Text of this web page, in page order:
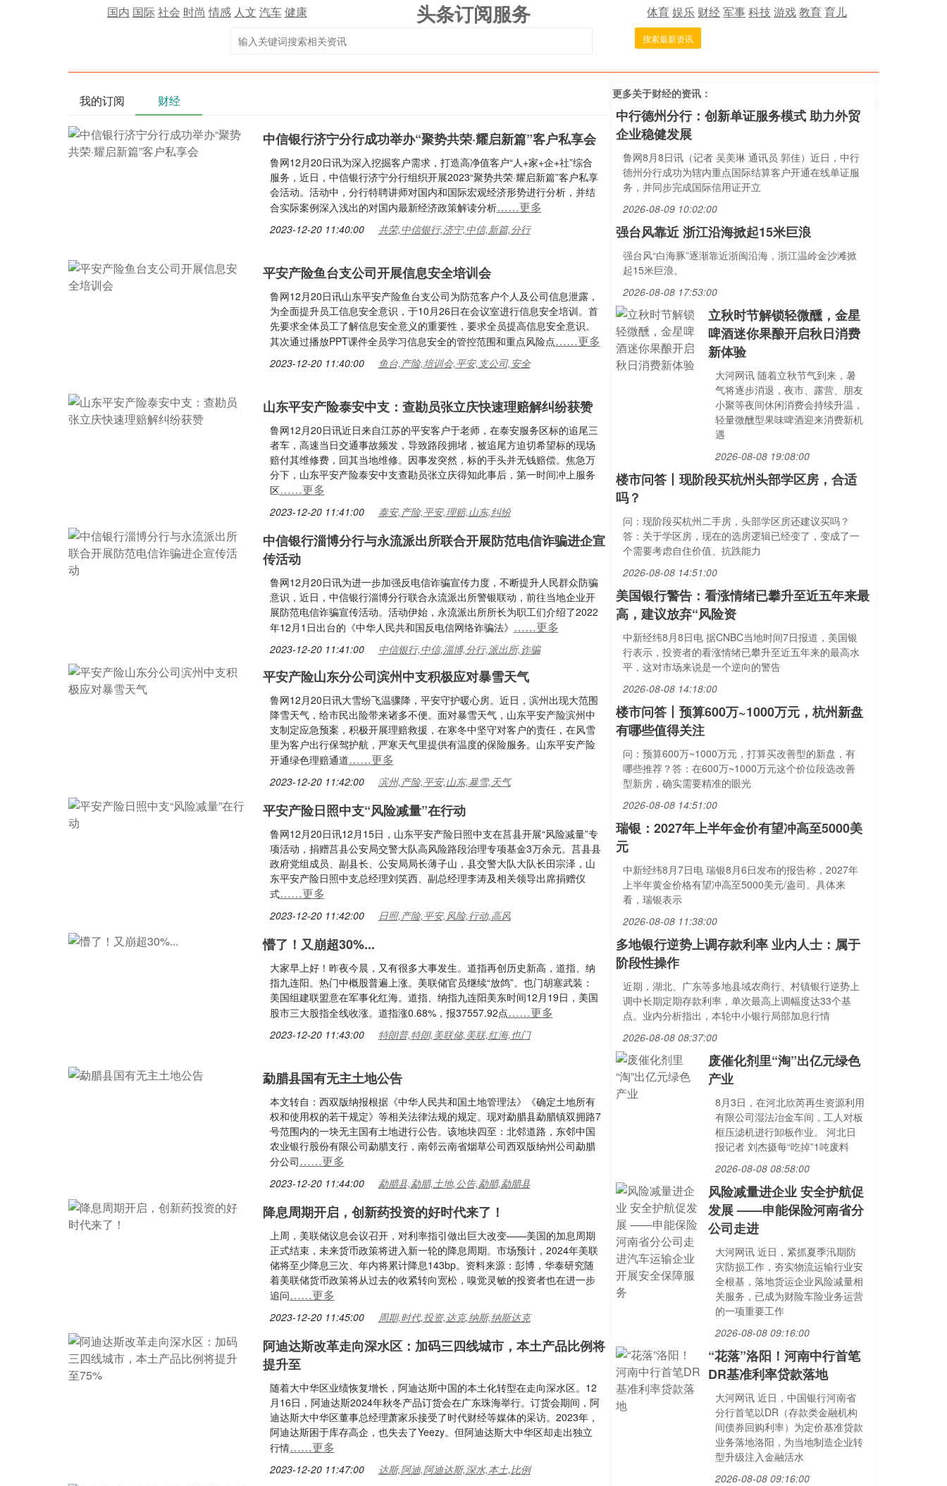
国内 国际社会 时尚 情感 人文 汽车健康 头条订阅服务 体育娱乐 财经军事科技游戏教育育儿
搜索最新资讯
我的订阅 财经
中信银行济宁分行成功举办“聚势共荣·耀启新篇”客户私享会
鲁网12月20日讯为深入挖掘客户需求，打造高净值客户“人+家+企+社”综合
服务，近日，中信银行济宁分行组织开展2023“聚势共荣·耀启新篇”客户私享
会活动。活动中，分行特聘讲师对国内和国际宏观经济形势进行分析，并结
合实际案例深入浅出的对国内最新经济政策解读分析……更多
2023-12-20 11:40:00 共荣,中信银行,济宁,中信,新篇,分行
平安产险鱼台支公司开展信息安全培训会
鲁网12月20日讯山东平安产险鱼台支公司为防范客户个人及公司信息泄露，
为全面提升员工信息安全意识，于10月26日在会议室进行信息安全培训。首
先要求全体员工了解信息安全意义的重要性，要求全员提高信息安全意识。
其次通过播放PPT课件全员学习信息安全的管控范围和重点风险点……更多
2023-12-20 11:40:00 鱼台,产险,培训会,平安,支公司,安全
山东平安产险泰安中支：查勘员张立庆快速理赔解纠纷获赞
鲁网12月20日讯近日来自江苏的平安客户于老师，在泰安服务区标的追尾三
者车，高速当日交通事故频发，导致路段拥堵，被追尾方迫切希望标的现场
赔付其维修费，回其当地维修。因事发突然，标的手头并无钱赔偿。焦急万
分下，山东平安产险泰安中支查勘员张立庆得知此事后，第一时间冲上服务
区……更多
2023-12-20 11:41:00 泰安,产险,平安,理赔,山东,纠纷
中信银行淄博分行与永流派出所联合开展防范电信诈骗进企宣
传活动
鲁网12月20日讯为进一步加强反电信诈骗宣传力度，不断提升人民群众防骗
意识，近日，中信银行淄博分行联合永流派出所警银联动，前往当地企业开
展防范电信诈骗宣传活动。活动伊始，永流派出所所长为职工们介绍了2022
年12月1日出台的《中华人民共和国反电信网络诈骗法》 ……更多
2023-12-20 11:41:00 中信银行,中信,淄博,分行,派出所,诈骗
平安产险山东分公司滨州中支积极应对暴雪天气
鲁网12月20日讯大雪纷飞温骤降，平安守护暖心房。近日，滨州出现大范围
降雪天气，给市民出险带来诸多不便。面对暴雪天气，山东平安产险滨州中
支制定应急预案，积极开展理赔救援，在寒冬中坚守对客户的责任，在风雪
里为客户出行保驾护航，严寒天气里提供有温度的保险服务。山东平安产险
开通绿色理赔通道……更多
2023-12-20 11:42:00 滨州,产险,平安,山东,暴雪,天气
平安产险日照中支“风险减量”在行动
鲁网12月20日讯12月15日，山东平安产险日照中支在莒县开展“风险减量”专
项活动，捐赠莒县公安局交警大队高风险路段治理专项基金3万余元。莒县县
政府党组成员、副县长、公安局局长薄子山，县交警大队大队长田宗泽，山
东平安产险日照中支总经理刘笑西、副总经理李涛及相关领导出席捐赠仪
式……更多
2023-12-20 11:42:00 日照,产险,平安,风险,行动,高风
懵了！又崩超30%...
大家早上好！昨夜今晨，又有很多大事发生。道指再创历史新高，道指、纳
指九连阳。热门中概股普遍上涨。美联储官员继续“放鸽”。也门胡塞武装：
美国组建联盟意在军事化红海。道指、纳指九连阳美东时间12月19日，美国
股市三大股指全线收涨。道指涨0.68%，报37557.92点……更多
2023-12-20 11:43:00 特朗普,特朗,美联储,美联,红海,也门
勐腊县国有无主土地公告
本文转自：西双版纳报根据《中华人民共和国土地管理法》《确定土地所有
权和使用权的若干规定》等相关法律法规的规定。现对勐腊县勐腊镇双拥路7
号范围内的一块无主国有土地进行公告。该地块四至：北邻道路，东邻中国
农业银行股份有限公司勐腊支行，南邻云南省烟草公司西双版纳州公司勐腊
分公司……更多
2023-12-20 11:44:00 勐腊县,勐腊,土地,公告,勐腊,勐腊县
降息周期开启，创新药投资的好时代来了！
上周，美联储议息会议召开，对利率指引做出巨大改变——美国的加息周期
正式结束，未来货币政策将进入新一轮的降息周期。市场预计，2024年美联
储将至少降息三次、年内将累计降息143bp。资料来源：彭博，华泰研究随
着美联储货币政策将从过去的收紧转向宽松，嗅觉灵敏的投资者也在进一步
追问……更多
2023-12-20 11:45:00 周期,时代,投资,达克,纳斯,纳斯达克
阿迪达斯改革走向深水区：加码三四线城市，本土产品比例将
提升至
随着大中华区业绩恢复增长，阿迪达斯中国的本土化转型在走向深水区。12
月16日，阿迪达斯2024年秋冬产品订货会在广东珠海举行。订货会期间，阿
迪达斯大中华区董事总经理萧家乐接受了时代财经等媒体的采访。2023年，
阿迪达斯困于库存高企，也失去了Yeezy。但阿迪达斯大中华区却走出独立
行情……更多
2023-12-20 11:47:00 达斯,阿迪,阿迪达斯,深水,本土,比例
更多关于财经的资讯：
中行德州分行：创新单证服务模式 助力外贸
企业稳健发展
鲁网8月8日讯（记者 吴美琳 通讯员 郭佳）近日，中行
德州分行成功为辖内重点国际结算客户开通在线单证服
务，并同步完成国际信用证开立
2026-08-09 10:02:00
强台风靠近 浙江沿海掀起15米巨浪
强台风“白海豚”逐渐靠近浙闽沿海，浙江温岭金沙滩掀
起15米巨浪。
2026-08-08 17:53:00
立秋时节解锁轻微醺，金星
啤酒迷你果酿开启秋日消费
新体验
大河网讯 随着立秋节气到来，暑
气将逐步消退，夜市、露营、朋友
小聚等夜间休闲消费会持续升温，
轻量微醺型果味啤酒迎来消费新机
遇
2026-08-08 19:08:00
楼市问答丨现阶段买杭州头部学区房，合适
吗？
问：现阶段买杭州二手房，头部学区房还建议买吗？
答：关于学区房，现在的选房逻辑已经变了，变成了一
个需要考虑自住价值、抗跌能力
2026-08-08 14:51:00
美国银行警告：看涨情绪已攀升至近五年来最
高，建议放弃“风险资
中新经纬8月8日电 据CNBC当地时间7日报道，美国银
行表示，投资者的看涨情绪已攀升至近五年来的最高水
平，这对市场来说是一个逆向的警告
2026-08-08 14:18:00
楼市问答丨预算600万~1000万元，杭州新盘
有哪些值得关注
问：预算600万~1000万元，打算买改善型的新盘，有
哪些推荐？答：在600万~1000万元这个价位段选改善
型新房，确实需要精准的眼光
2026-08-08 14:51:00
瑞银：2027年上半年金价有望冲高至5000美
元
中新经纬8月7日电 瑞银8月6日发布的报告称，2027年
上半年黄金价格有望冲高至5000美元/盎司。具体来
看，瑞银表示
2026-08-08 11:38:00
多地银行逆势上调存款利率 业内人士：属于
阶段性操作
近期，湖北、广东等多地县域农商行、村镇银行逆势上
调中长期定期存款利率，单次最高上调幅度达33个基
点。业内分析指出，本轮中小银行局部加息行情
2026-08-08 08:37:00
废催化剂里“淘”出亿元绿色
产业
8月3日，在河北欣芮再生资源利用
有限公司湿法冶金车间，工人对板
框压滤机进行卸板作业。 河北日
报记者 刘杰摄每“吃掉”1吨废料
2026-08-08 08:58:00
风险减量进企业 安全护航促
发展 ——申能保险河南省分
公司走进
大河网讯 近日，紧抓夏季汛期防
灾防损工作，夯实物流运输行业安
全根基，落地货运企业风险减量相
关服务，已成为财险车险业务运营
的一项重要工作
2026-08-08 09:16:00
“花落”洛阳！河南中行首笔
DR基准利率贷款落地
大河网讯 近日，中国银行河南省
分行首笔以DR（存款类金融机构
间债券回购利率）为定价基准贷款
业务落地洛阳，为当地制造企业转
型升级注入金融活水
2026-08-08 09:16:00